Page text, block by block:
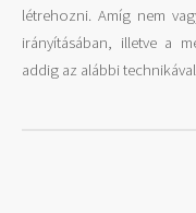
létrehozni. Amíg nem
irányításában, illetve a
addig az alábbi